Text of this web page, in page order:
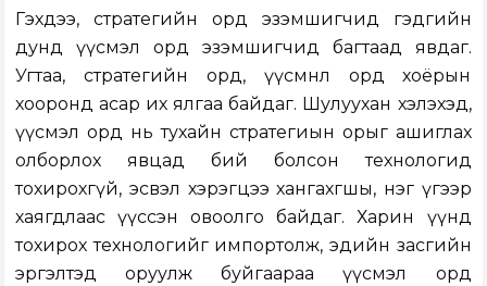
Гэхдээ, стратегийн орд эзэмшигчид гэдгийн
дунд үүсмэл орд эзэмшигчид багтаад явдаг.
Угтаа, стратегийн орд, үүсмнл орд хоёрын
хооронд асар их ялгаа байдаг. Шулуухан хэлэхэд,
үүсмэл орд нь тухайн стратегиын орыг ашиглах
олборлох явцад бий болсон технологид
тохирохгүй, эсвэл хэрэгцээ хангахгшы, нэг үгээр
хаягдлаас үүссэн овоолго байдаг. Харин үүнд
тохирох технологийг импортолж, эдийн засгийн
эргэлтэд оруулж буйгаараа үүсмэл орд